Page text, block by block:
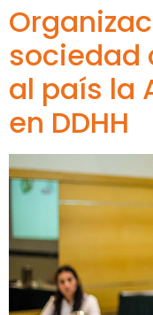
sociedad
al país la
en DDHH